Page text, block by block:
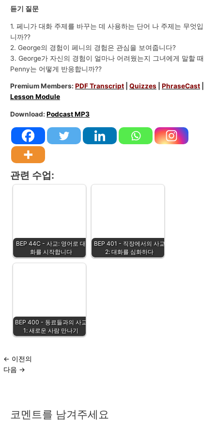
듣기 질문
1. 페니가 대화 주제를 바꾸는 데 사용하는 단어 나 주제는 무엇입
니까??
2. George의 경험이 페니의 경험은 관심을 보여줍니다?
3. George가 자신의 경험이 얼마나 어려웠는지 그녀에게 말할 때
Penny는 어떻게 반응합니까??
Premium Members:PDF Transcript |Quizzes |PhraseCast
Lesson Module
Download:Podcast MP3
관련 수업:
BEP 44C - 사교: 영어로 대
화를 시작합니다
BEP 401 - 직장에서의 사교
2: 대화를 심화하다
BEP 400 - 동료들과의 사교
1: 새로운 사람 만나기
← 이전의
다음 →
코멘트를 남겨주세요